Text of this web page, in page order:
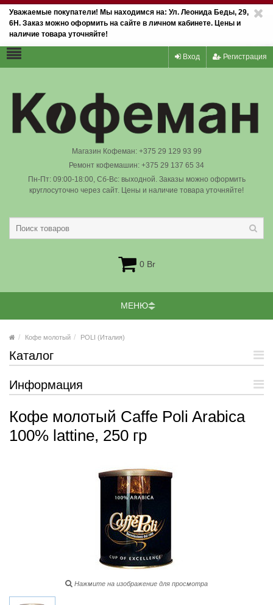
Уважаемые покупатели! Мы находимся на: Ул. Леонида Беды, 29,
6Н. Заказ можно оформить на сайте в личном кабинете. Цены и
наличие товара уточняйте!
Вход Регистрация
Магазин Кофеман: +375 29 129 93 99
Ремонт кофемашин: +375 29 137 65 34
Пн-Пт: 09:00-18:00, Сб-Вс: выходной. Заказы можно оформить
круглосуточно через сайт. Цены и наличие товара уточняйте!
0 Br
МЕНЮ
Кофе молотый POLI (Италия)
Каталог
Информация
Кофе молотый Caffe Poli Arabica
100% lattine, 250 гр
Нажмите на изображение для просмотра